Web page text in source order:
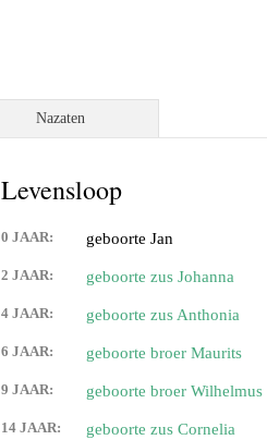
Nazaten
Levensloop
0 JAAR: geboorte Jan
2 JAAR: geboorte zus Johanna
4 JAAR: geboorte zus Anthonia
6 JAAR: geboorte broer Maurits
9 JAAR: geboorte broer Wilhelmus
14 JAAR: geboorte zus Cornelia